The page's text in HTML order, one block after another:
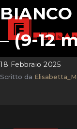
– (9-12
18 Febbraio 2025
Scritto da